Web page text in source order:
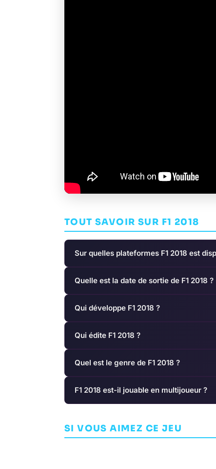
TOUT SAVOIR SUR F1 2018
Sur quelles plateformes F1 2018 est
Quelle est la date de sortie de F1 2018 ?
Qui développe F1 2018 ?
Qui édite F1 2018 ?
Quel est le genre de F1 2018 ?
F1 2018 est-il jouable en multijoueur ?
SI VOUS AIMEZ CE JEU
Felt That: Boxing